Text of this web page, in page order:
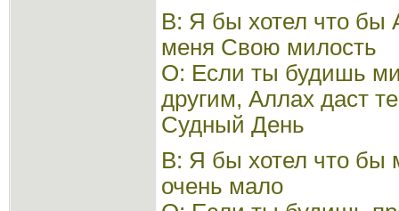
В: Я бы хотел что бы
меня Свою милость
О: Если ты будишь
другим, Аллах даст
Судный День
В: Я бы хотел что бы
очень мало